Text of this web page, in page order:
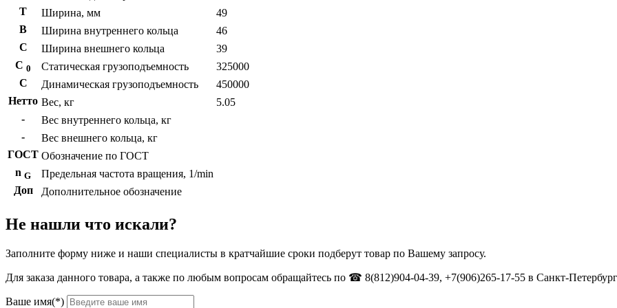
T
Ширина, мм
49
B
Ширина внутреннего кольца
46
С
Ширина внешнего кольца
39
С 0 Статическая грузоподъемность
325000
C
Динамическая грузоподъемность
450000
Нетто Вес, кг
5.05
-
Вес внутреннего кольца, кг
-
Вес внешнего кольца, кг
ГОСТ Обозначение по ГОСТ
n G
Предельная частота вращения, 1/min
Доп
Дополнительное обозначение
Не нашли что искали?
Заполните форму ниже и наши специалисты в кратчайшие сроки подберут товар по Вашему запросу.
Для заказа данного товара, а также по любым вопросам обращайтесь по ☎ 8(812)904-04-39, +7(906)265-17-55 в Санкт-
Ваше имя(*)